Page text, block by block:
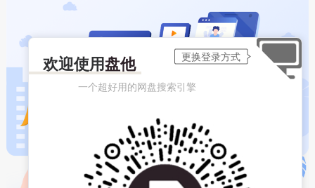
欢迎使用盘他
一个超好用的网盘搜索引擎